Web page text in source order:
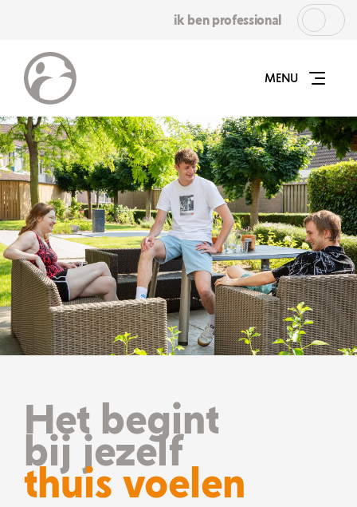
ik ben professional
MENU
Het begint
bij jezelf
thuis voelen